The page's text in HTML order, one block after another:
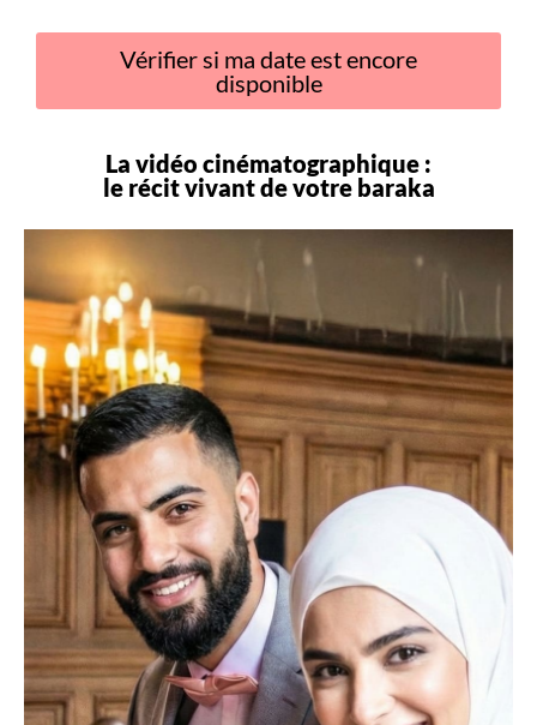
Vérifier si ma date est encore
disponible
La vidéo cinématographique :
le récit vivant de votre baraka